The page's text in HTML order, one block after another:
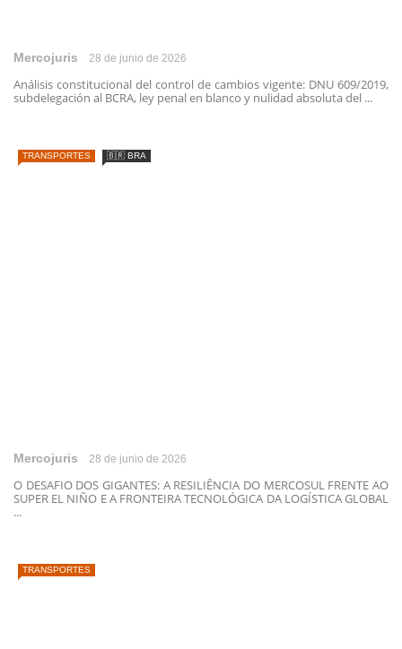
Mercojuris 28 de junio de 2026
Análisis constitucional del control de cambios vigente: DNU 609/2019,
subdelegación al BCRA, ley penal en blanco y nulidad absoluta del ...
TRANSPORTES 🇧🇷 BRA
Mercojuris 28 de junio de 2026
O DESAFIO DOS GIGANTES: A RESILIÊNCIA DO MERCOSUL FRENTE AO
SUPER EL NIÑO E A FRONTEIRA TECNOLÓGICA DA LOGÍSTICA GLOBAL
...
TRANSPORTES